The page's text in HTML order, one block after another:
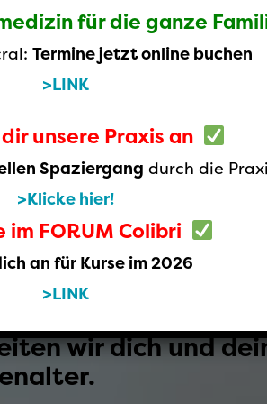
Luzern
und die ganze
sind Experten für
wir dich und
für die ganze
Termine jetzt online buchen
>LINK
unsere Praxis an
Spaziergang durch die
>Klicke hier!
im FORUM Colibri
an für Kurse im 2026
>LINK